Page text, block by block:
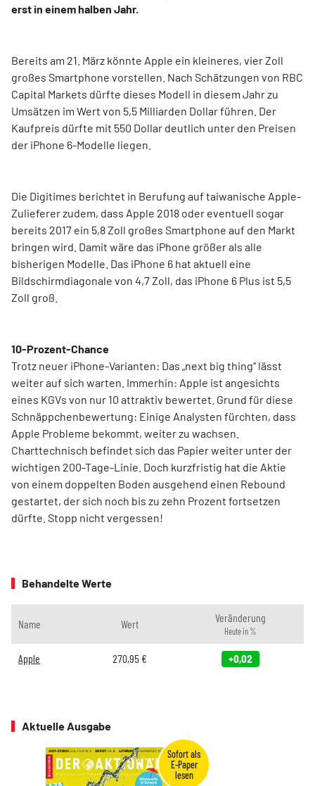
erst in einem halben Jahr.
Bereits am 21. März könnte Apple ein kleineres, vier Zoll
großes Smartphone vorstellen. Nach Schätzungen von RBC
Capital Markets dürfte dieses Modell in diesem Jahr zu
Umsätzen im Wert von 5,5 Milliarden Dollar führen. Der
Kaufpreis dürfte mit 550 Dollar deutlich unter den Preisen
der iPhone 6-Modelle liegen.
Die Digitimes berichtet in Berufung auf taiwanische Apple-
Zulieferer zudem, dass Apple 2018 oder eventuell sogar
bereits 2017 ein 5,8 Zoll großes Smartphone auf den Markt
bringen wird. Damit wäre das iPhone größer als alle
bisherigen Modelle. Das iPhone 6 hat aktuell eine
Bildschirmdiagonale von 4,7 Zoll, das iPhone 6 Plus ist 5,5
Zoll groß.
10-Prozent-Chance
Trotz neuer iPhone-Varianten: Das „next big thing“ lässt
weiter auf sich warten. Immerhin: Apple ist angesichts
eines KGVs von nur 10 attraktiv bewertet. Grund für diese
Schnäppchenbewertung: Einige Analysten fürchten, dass
Apple Probleme bekommt, weiter zu wachsen.
Charttechnisch befindet sich das Papier weiter unter der
wichtigen 200-Tage-Linie. Doch kurzfristig hat die Aktie
von einem doppelten Boden ausgehend einen Rebound
gestartet, der sich noch bis zu zehn Prozent fortsetzen
dürfte. Stopp nicht vergessen!
Behandelte Werte
Name Wert Veränderung
Heute in %
Apple 270,95 € +0,02
Aktuelle Ausgabe